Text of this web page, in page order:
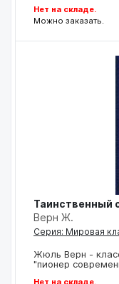
Нет на складе.
Можно заказать.
Таинственный
Верн Ж.
Серия: Мировая
Жюль Верн -
"пионер
Нет на складе.